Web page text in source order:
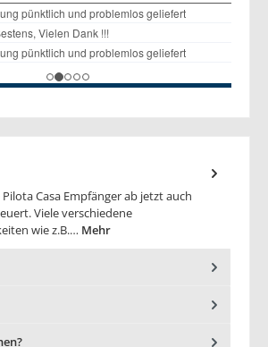
Casa Empfänger ab jetzt auch
Viele verschiedene
wie z.B.… Mehr